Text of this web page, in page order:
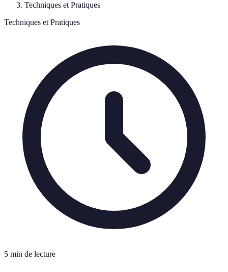
Techniques et Pratiques
Techniques et Pratiques
5 min de lecture